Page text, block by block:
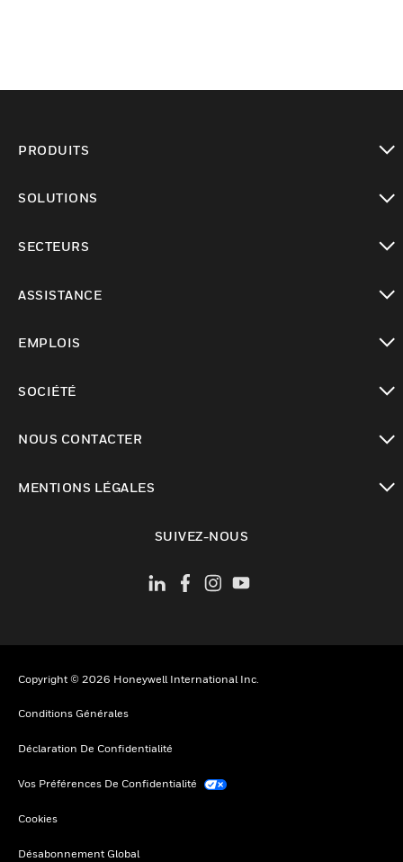
PRODUITS
SOLUTIONS
SECTEURS
ASSISTANCE
EMPLOIS
SOCIÉTÉ
NOUS CONTACTER
MENTIONS LÉGALES
SUIVEZ-NOUS
Copyright © 2026 Honeywell International Inc.
Conditions Générales
Déclaration De Confidentialité
Vos Préférences De Confidentialité
Cookies
Désabonnement Global